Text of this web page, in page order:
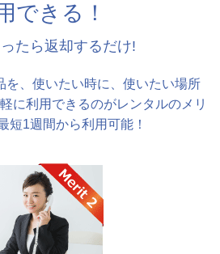
できる！
たら返却するだけ!
を、使いたい時に、使いたい場所
に利用できるのがレンタルのメリ
短1週間から利用可能！